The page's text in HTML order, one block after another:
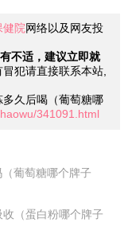
健院网络以及网友投
不适，建议立即就
冒犯请直接联系本站,
久后喝（葡萄糖哪
341091.html
葡萄糖哪个牌子
（蛋白粉哪个牌子